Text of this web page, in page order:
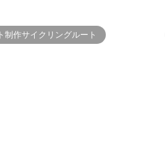
制作サイクリングルート